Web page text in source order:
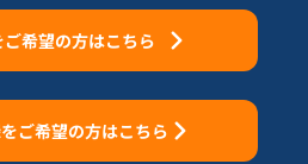
希望の方はこちら
ご希望の方はこちら